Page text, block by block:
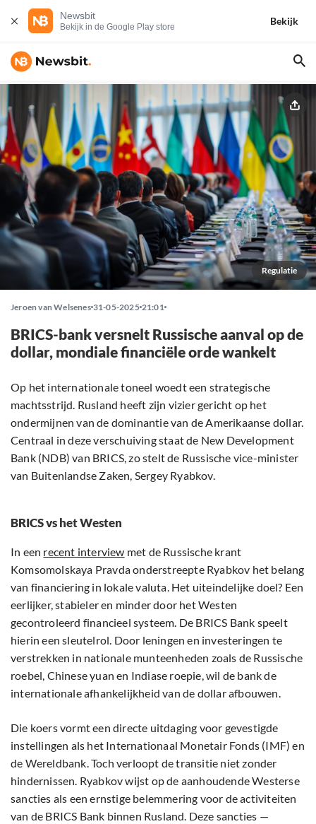
Newsbit
Bekijk in de Google Play store
Bekijk
Regulatie
Jeroen van Welsenes 31-05-2025 21:01
BRICS-bank versnelt Russische aanval op de
dollar, mondiale financiële orde wankelt
Op het internationale toneel woedt een strategische
machtsstrijd. Rusland heeft zijn vizier gericht op het
ondermijnen van de dominantie van de Amerikaanse dollar.
Centraal in deze verschuiving staat de New Development
Bank (NDB) van BRICS, zo stelt de Russische vice-minister
van Buitenlandse Zaken, Sergey Ryabkov.
BRICS vs het Westen
In een recent interview met de Russische krant
Komsomolskaya Pravda onderstreepte Ryabkov het belang
van financiering in lokale valuta. Het uiteindelijke doel? Een
eerlijker, stabieler en minder door het Westen
gecontroleerd financieel systeem. De BRICS Bank speelt
hierin een sleutelrol. Door leningen en investeringen te
verstrekken in nationale munteenheden zoals de Russische
roebel, Chinese yuan en Indiase roepie, wil de bank de
internationale afhankelijkheid van de dollar afbouwen.
Die koers vormt een directe uitdaging voor gevestigde
instellingen als het Internationaal Monetair Fonds (IMF) en
de Wereldbank. Toch verloopt de transitie niet zonder
hindernissen. Ryabkov wijst op de aanhoudende Westerse
sancties als een ernstige belemmering voor de activiteiten
van de BRICS Bank binnen Rusland. Deze sancties —